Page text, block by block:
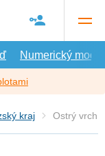
Numerický model
kraj Ostrý vrch